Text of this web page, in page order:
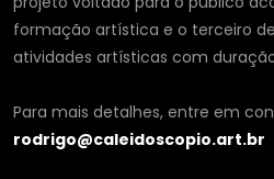
formação artística e o terceiro
atividades artísticas com
Para mais detalhes, entre em
rodrigo@caleidoscopio.art.br